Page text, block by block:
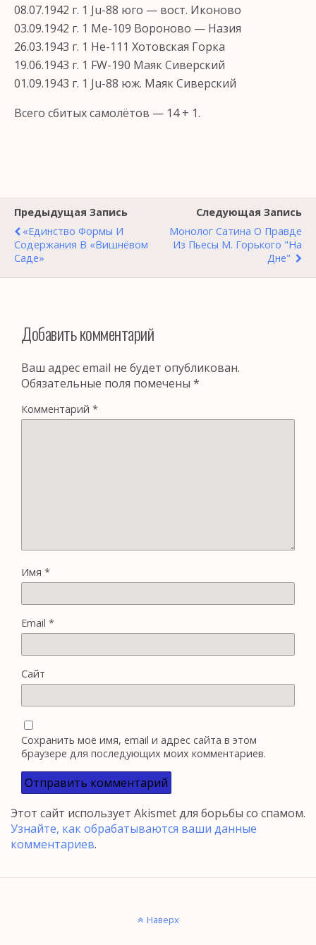
08.07.1942 г. 1 Ju-88 юго — вост. Иконово
03.09.1942 г. 1 Ме-109 Вороново — Назия
26.03.1943 г. 1 Не-111 Хотовская Горка
19.06.1943 г. 1 FW-190 Маяк Сиверский
01.09.1943 г. 1 Ju-88 юж. Маяк Сиверский
Всего сбитых самолётов — 14 + 1.
Предыдущая Запись
«Единство Формы И
Содержания В «Вишнёвом
Саде»
Следующая Запись
Монолог Сатина О Правде
Из Пьесы М. Горького "На
Дне"
Добавить комментарий
Ваш адрес email не будет опубликован.
Обязательные поля помечены *
Комментарий *
Имя *
Email *
Сайт
Сохранить моё имя, email и адрес сайта в этом
браузере для последующих моих комментариев.
Этот сайт использует Akismet для борьбы со спамом.
Узнайте, как обрабатываются ваши данные
комментариев.
Наверх